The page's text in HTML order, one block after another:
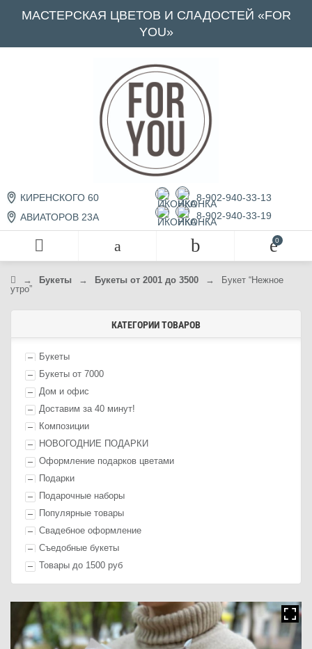
МАСТЕРСКАЯ ЦВЕТОВ И СЛАДОСТЕЙ «FOR
YOU»
КИРЕНСКОГО 60
АВИАТОРОВ 23А
8-902-940-33-13
8-902-940-33-19
→ Букеты → Букеты от 2001 до 3500 →
Букет “Нежное
утро”
КАТЕГОРИИ ТОВАРОВ
Букеты
Букеты от 7000
Дом и офис
Доставим за 40 минут!
Композиции
НОВОГОДНИЕ ПОДАРКИ
Оформление подарков цветами
Подарки
Подарочные наборы
Популярные товары
Свадебное оформление
Съедобные букеты
Товары до 1500 руб